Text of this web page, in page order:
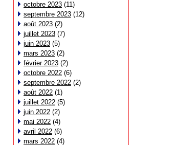
octobre 2023 (11)
septembre 2023 (12)
août 2023 (2)
juillet 2023 (7)
juin 2023 (5)
mars 2023 (2)
février 2023 (2)
octobre 2022 (6)
septembre 2022 (2)
août 2022 (1)
juillet 2022 (5)
juin 2022 (2)
mai 2022 (4)
avril 2022 (6)
mars 2022 (4)